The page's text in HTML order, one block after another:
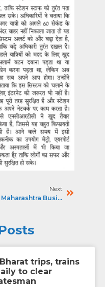
Next
ET Maharashtra Business Summit
trips, trains
to clear